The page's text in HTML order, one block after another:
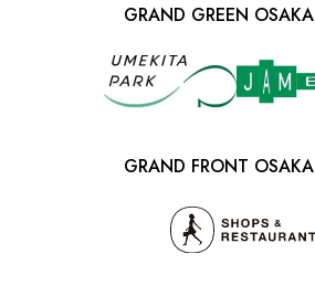
GRAND GREEN OSAKA
GRAND FRONT OSAKA